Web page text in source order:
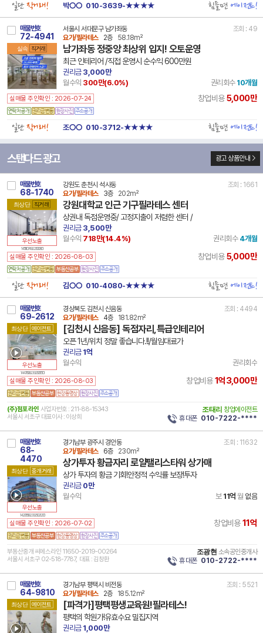
일단직거래! 박○○ 010-3639-★★★★ 힘들면에이전트!
매물번호
72-4941
실속 직거래
서울시 서대문구 남가좌동
조회 : 49
요가/필라테스
2층 58.18m²
남가좌동 정중앙 최상위 입지! 오토운영
최근 인테리어 /직접 운영시 순수익 600만원
권리금3,000만
월수익 300만(6.0%) 권리회수 10개월
실매물 주인확인 : 2026-07-24 창업비용5,000만
일단직거래! 조○○ 010-3712-★★★★ 힘들면에이전트!
스탠다드 광고 광고 상품안내
매물번호
68-1740
최상단 직거래
우선노출
14 51110 7492 250108 101
강원도 춘천시 석사동
조회 : 1661
요가/필라테스
3층 202m²
강원대학교 인근 기구필라테스 센터
상권내 독점운영중/ 고정지출이 저렴한 센터 /
권리금3,500만
월수익 718만(14.4%) 권리회수 4개월
실매물 주인확인 : 2026-08-03 창업비용5,000만
일단직거래! 김○○ 010-4080-★★★★ 힘들면에이전트!
매물번호
69-2612
최상단 에이전트
우선노출
14 47150 8239 250515 101
경상북도 김천시 신음동
조회 : 4494
요가/필라테스
4층 181.82m²
[김천시 신음동] 독점자리,특급인테리어
오픈 1년/위치 정말 좋습니다.!!/월임대료가
권리금1억
월수익
권리회수
실매물 주인확인 : 2026-08-03 창업비용1억3,000만
(주)점포라인 사업자번호 : 211-88-15343
서울시 서초구 대표이사 : 이상희
조태리 창업에이전트
휴대폰 010-7222-****
매물번호
68-
4470
최상단 중개거래
우선노출
14 29155 8239 250212 101
경기남부 광주시 경안동
조회 : 11632
요가/필라테스
6층 230m²
상가투자 황금자리 로얄팰리스타워 상가매
상가 투자의 황금 기회!안정적 수익률 보장!투자
권리금0만
월수익
보 11억 월 없음
실매물 주인확인 : 2026-07-02 창업비용11억
부동산중개 씨에스라인 11650-2019-00264
서울시 서초구 02-518-7787, 대표 : 김창환
조광현 소속공인중개사
휴대폰 010-2722-****
매물번호
64-9810
최상단 에이전트
경기남부 평택시 비전동
조회 : 5521
요가/필라테스
2층 185.12m²
[파격가]평택평생교육원!필라테스!
평택의 학원가!유효수요 밀집지역
권리금1,000만